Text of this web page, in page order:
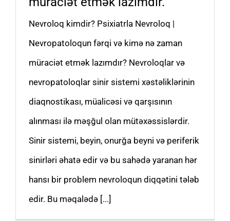
Nevroloq kimdir? Psixiatrla Nevroloq |
Nevropatoloqun fərqi və kimə nə zaman
müraciət etmək lazımdır? Nevroloqlar və
nevropatoloqlar sinir sistemi xəstəliklərinin
diaqnostikası, müalicəsi və qarşısının
alınması ilə məşğul olan mütəxəssislərdir.
Sinir sistemi, beyin, onurğa beyni və periferik
sinirləri əhatə edir və bu sahədə yaranan hər
hansı bir problem nevroloqun diqqətini tələb
edir. Bu məqalədə [...]